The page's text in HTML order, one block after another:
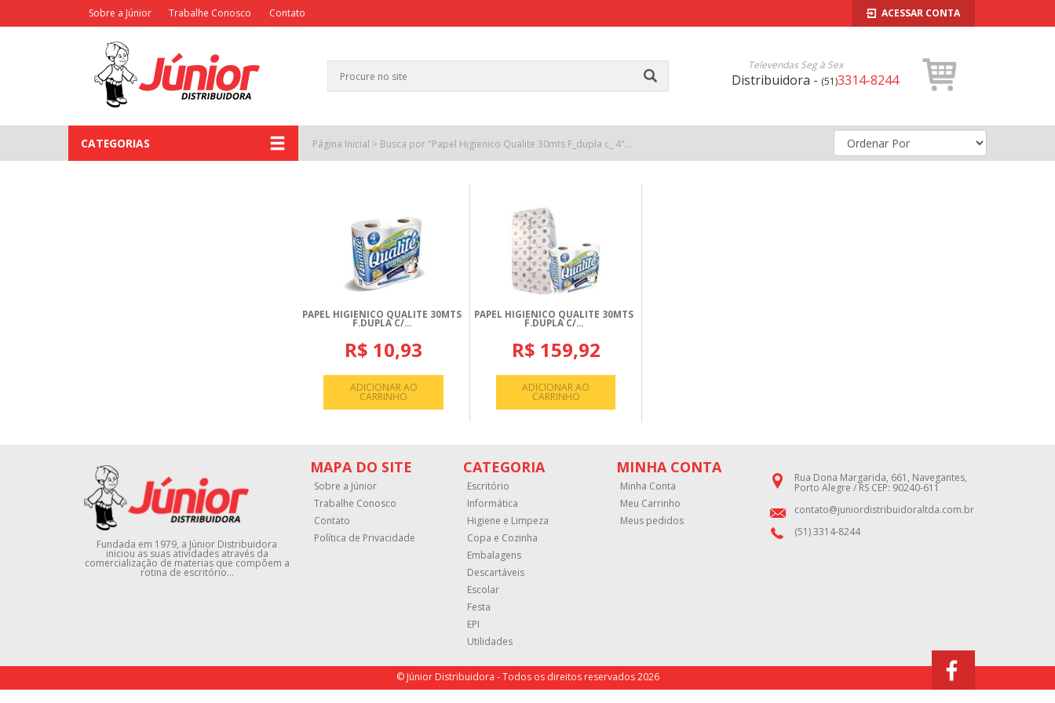
Sobre a Júnior Trabalhe Conosco Contato ACESSAR CONTA
Televendas Seg à Sex
Distribuidora - (51)3314-8244
CATEGORIAS Página Inicial > Busca por "Papel Higienico Qualite 30mts F_dupla c_ 4"...
PAPEL HIGIENICO QUALITE 30MTS
F.DUPLA C/...
R$ 10,93
ADICIONAR AO
CARRINHO
PAPEL HIGIENICO QUALITE 30MTS
F.DUPLA C/...
R$ 159,92
ADICIONAR AO
CARRINHO
MAPA DO SITE
Sobre a Júnior
Trabalhe Conosco
Contato
Política de Privacidade
CATEGORIA
Escritório
Informática
Higiene e Limpeza
Copa e Cozinha
Embalagens
Descartáveis
Escolar
Festa
EPI
Utilidades
MINHA CONTA
Minha Conta
Meu Carrinho
Meus pedidos
Fundada em 1979, a Júnior Distribuidora
iniciou as suas atividades através da
comercialização de materias que compõem a
rotina de escritório...
Rua Dona Margarida, 661, Navegantes,
Porto Alegre / RS CEP: 90240-611
contato@juniordistribuidoraltda.com.br
(51) 3314-8244
© Júnior Distribuidora - Todos os direitos reservados 2026